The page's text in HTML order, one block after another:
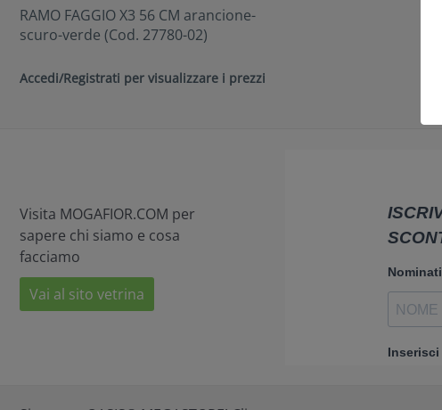
RAMO FAGGIO X3 56 CM arancione-
scuro-verde (Cod. 27780-02)
Accedi/Registrati per visualizzare i prezzi
Visita MOGAFIOR.COM per
sapere chi siamo e cosa
facciamo
Vai al sito vetrina